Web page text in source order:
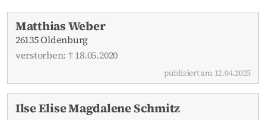
Aktuelle Traueranzeigen
Matthias Weber
26135 Oldenburg
verstorben: † 18.05.2020
publiziert am 12.04.2025
Ilse Elise Magdalene Schmitz